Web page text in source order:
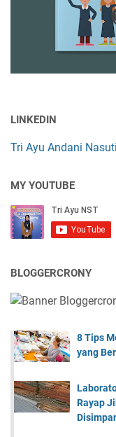
LINKEDIN
Tri Ayu Andani
MY YOUTUBE
BLOGGERCRONY
8 Tips
yang
Rayap